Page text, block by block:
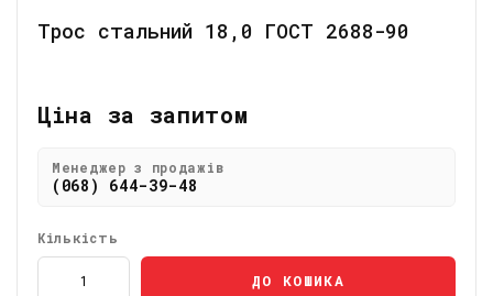
Трос стальний 18,0 ГОСТ 2688-90
Ціна за запитом
Менеджер з продажів
(068) 644-39-48
Кількість
ДО КОШИКА